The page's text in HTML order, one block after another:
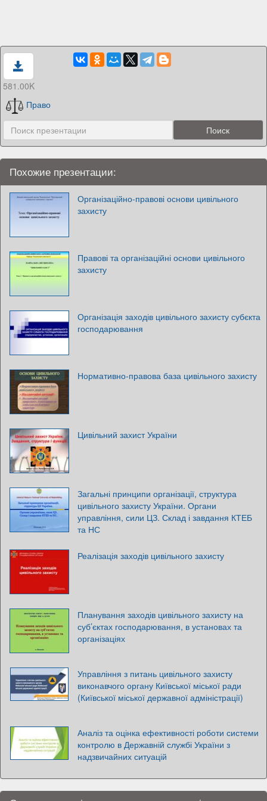
581.00K
Право
Похожие презентации:
Організаційно-правові основи цивільного
захисту
Правові та організаційні основи цивільного
захисту
Організація заходів цивільного захисту субєкта
господарювання
Нормативно-правова база цивільного захисту
Цивільний захист України
Загальні принципи організації, структура
цивільного захисту України. Органи
управління, сили ЦЗ. Склад і завдання КТЕБ
та НС
Реалізація заходів цивільного захисту
Планування заходів цивільного захисту на
суб’єктах господарювання, в установах та
організаціях
Управління з питань цивільного захисту
виконавчого органу Київської міської ради
(Київської міської державної адміністрації)
Аналіз та оцінка ефективності роботи системи
контролю в Державній службі України з
надзвичайних ситуацій